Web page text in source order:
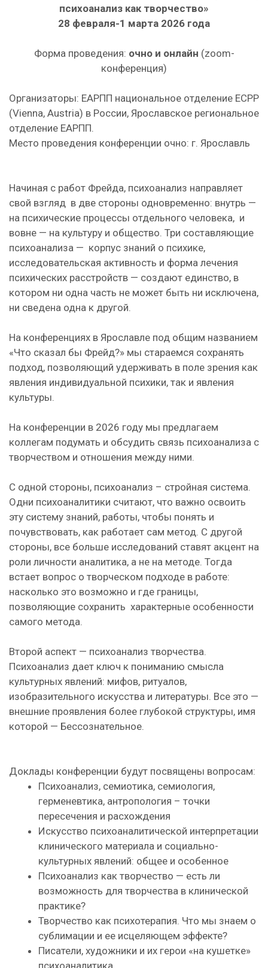
психоанализ как творчество»
28 февраля-1 марта 2026 года
Форма проведения: очно и онлайн (zoom-
конференция)
Организаторы: ЕАРПП национальное отделение ECPP
(Vienna, Austria) в России, Ярославское региональное
отделение ЕАРПП.
Место проведения конференции очно: г. Ярославль
Начиная с работ Фрейда, психоанализ направляет
свой взгляд в две стороны одновременно: внутрь —
на психические процессы отдельного человека, и
вовне — на культуру и общество. Три составляющие
психоанализа — корпус знаний о психике,
исследовательская активность и форма лечения
психических расстройств — создают единство, в
котором ни одна часть не может быть ни исключена,
ни сведена одна к другой.
На конференциях в Ярославле под общим названием
«Что сказал бы Фрейд?» мы стараемся сохранять
подход, позволяющий удерживать в поле зрения как
явления индивидуальной психики, так и явления
культуры.
На конференции в 2026 году мы предлагаем
коллегам подумать и обсудить связь психоанализа с
творчеством и отношения между ними.
С одной стороны, психоанализ – стройная система.
Одни психоаналитики считают, что важно освоить
эту систему знаний, работы, чтобы понять и
почувствовать, как работает сам метод. С другой
стороны, все больше исследований ставят акцент на
роли личности аналитика, а не на методе. Тогда
встает вопрос о творческом подходе в работе:
насколько это возможно и где границы,
позволяющие сохранить характерные особенности
самого метода.
Второй аспект — психоанализ творчества.
Психоанализ дает ключ к пониманию смысла
культурных явлений: мифов, ритуалов,
изобразительного искусства и литературы. Все это —
внешние проявления более глубокой структуры, имя
которой — Бессознательное.
Доклады конференции будут посвящены вопросам:
Психоанализ, семиотика, семиология,
герменевтика, антропология – точки
пересечения и расхождения
Искусство психоаналитической интерпретации
клинического материала и социально-
культурных явлений: общее и особенное
Психоанализ как творчество — есть ли
возможность для творчества в клинической
практике?
Творчество как психотерапия. Что мы знаем о
сублимации и ее исцеляющем эффекте?
Писатели, художники и их герои «на кушетке»
психоаналитика.